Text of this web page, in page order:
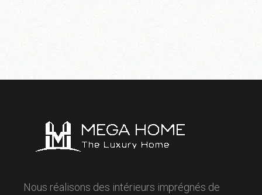
Nous réalisons des intérieurs imprégnés de